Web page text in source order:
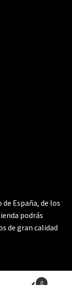
España, de los
podrás
de gran calidad
0